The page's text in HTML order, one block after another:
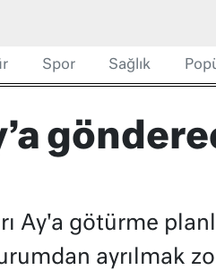
Spor Sağlık
Ay'a götürme
ayrılmak